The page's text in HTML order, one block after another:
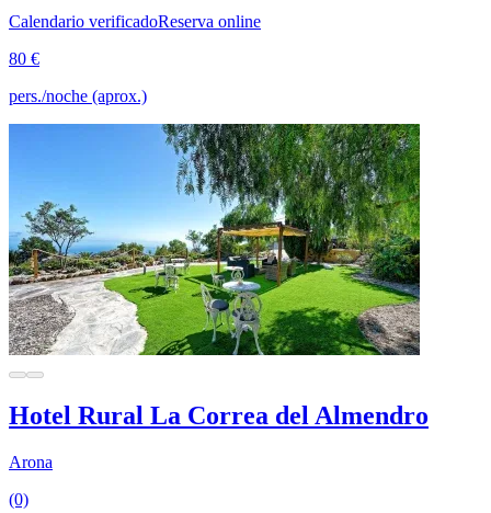
Calendario verificadoReserva online
80 €
pers./noche (aprox.)
Hotel Rural La Correa del Almendro
Arona
(0)